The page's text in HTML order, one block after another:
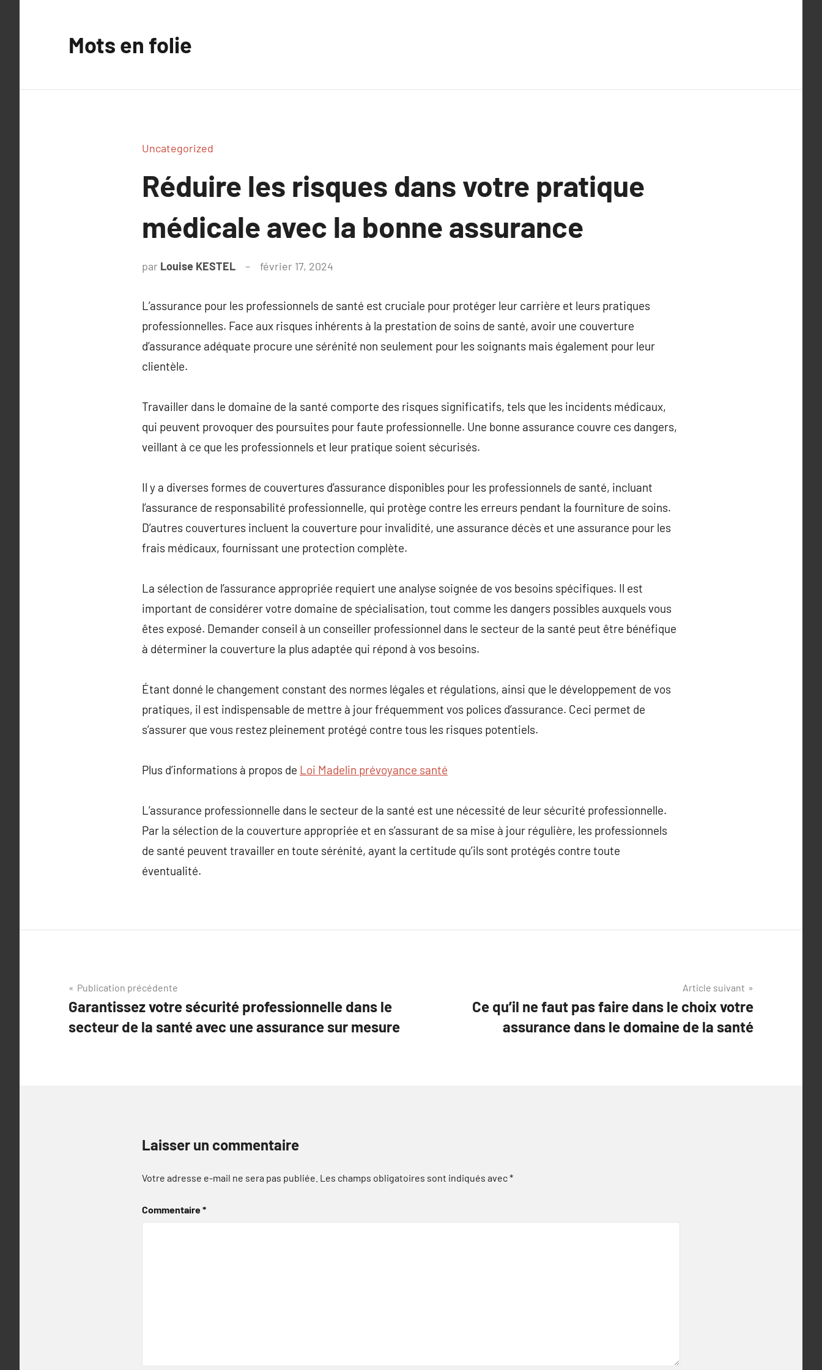
Mots en folie
Uncategorized
Réduire les risques dans votre pratique
médicale avec la bonne assurance
par Louise KESTEL février 17, 2024
L’assurance pour les professionnels de santé est cruciale pour protéger leur carrière et leurs pratiques
professionnelles. Face aux risques inhérents à la prestation de soins de santé, avoir une couverture
d’assurance adéquate procure une sérénité non seulement pour les soignants mais également pour leur
clientèle.
Travailler dans le domaine de la santé comporte des risques significatifs, tels que les incidents médicaux,
qui peuvent provoquer des poursuites pour faute professionnelle. Une bonne assurance couvre ces dangers,
veillant à ce que les professionnels et leur pratique soient sécurisés.
Il y a diverses formes de couvertures d’assurance disponibles pour les professionnels de santé, incluant
l’assurance de responsabilité professionnelle, qui protège contre les erreurs pendant la fourniture de soins.
D’autres couvertures incluent la couverture pour invalidité, une assurance décès et une assurance pour les
frais médicaux, fournissant une protection complète.
La sélection de l’assurance appropriée requiert une analyse soignée de vos besoins spécifiques. Il est
important de considérer votre domaine de spécialisation, tout comme les dangers possibles auxquels vous
êtes exposé. Demander conseil à un conseiller professionnel dans le secteur de la santé peut être bénéfique
à déterminer la couverture la plus adaptée qui répond à vos besoins.
Étant donné le changement constant des normes légales et régulations, ainsi que le développement de vos
pratiques, il est indispensable de mettre à jour fréquemment vos polices d’assurance. Ceci permet de
s’assurer que vous restez pleinement protégé contre tous les risques potentiels.
Plus d’informations à propos de Loi Madelin prévoyance santé
L’assurance professionnelle dans le secteur de la santé est une nécessité de leur sécurité professionnelle.
Par la sélection de la couverture appropriée et en s’assurant de sa mise à jour régulière, les professionnels
de santé peuvent travailler en toute sérénité, ayant la certitude qu’ils sont protégés contre toute
éventualité.
Navigation
de
l’article
Publication précédente
Garantissez votre sécurité professionnelle dans le
secteur de la santé avec une assurance sur mesure
Article suivant
Ce qu’il ne faut pas faire dans le choix votre
assurance dans le domaine de la santé
Laisser un commentaire
Votre adresse e-mail ne sera pas publiée. Les champs obligatoires sont indiqués avec*
Commentaire*